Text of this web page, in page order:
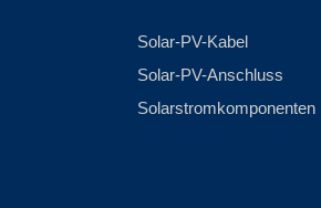
Solar-PV-Kabel
Solar-PV-Anschluss
Solarstromkomponenten